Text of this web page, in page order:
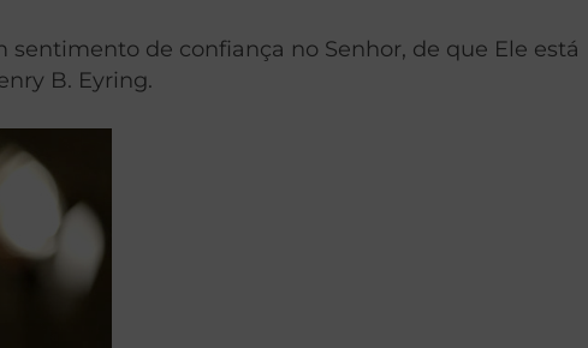
de confiança no Senhor, de que Ele está
B. Eyring.